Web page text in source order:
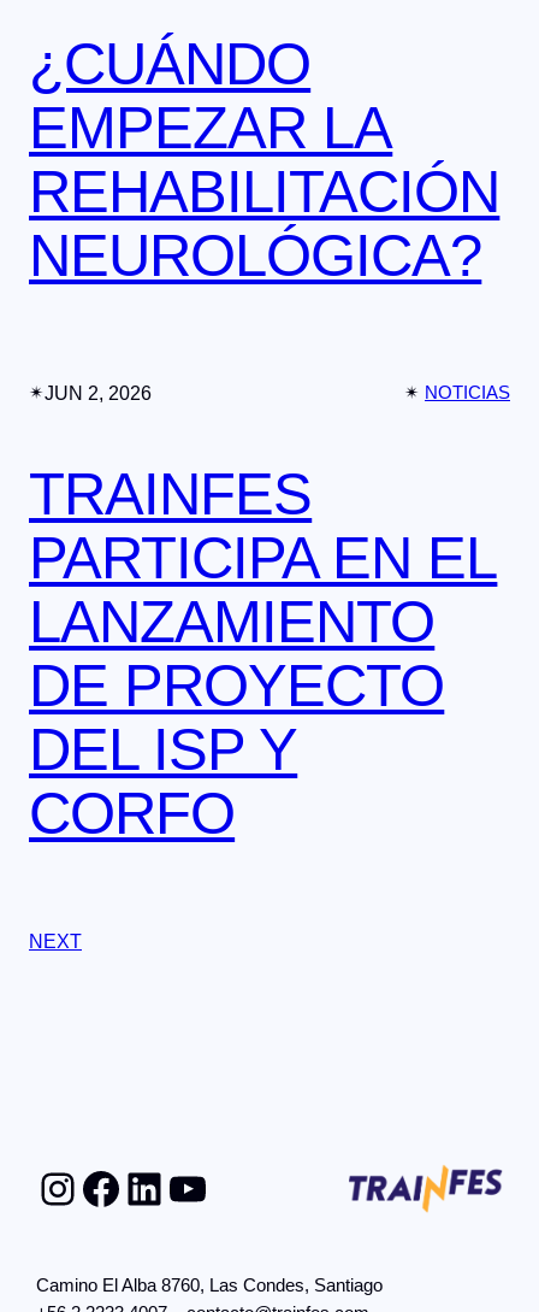
¿CUÁNDO
EMPEZAR LA
REHABILITACIÓN
NEUROLÓGICA?
✴︎JUN 2, 2026 ✴︎ NOTICIAS
TRAINFES
PARTICIPA EN EL
LANZAMIENTO
DE PROYECTO
DEL ISP Y
CORFO
NEXT
Instagram
Facebook
LinkedIn
YouTube
Camino El Alba 8760, Las Condes, Santiago